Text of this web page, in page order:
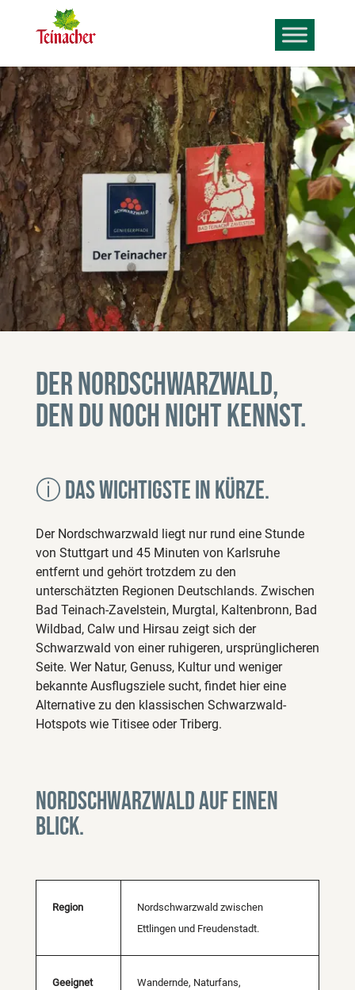
Der Nordschwarzwald,
den du noch nicht kennst.
ⓘ Das wichtigste in Kürze.
Der Nordschwarzwald liegt nur rund eine Stunde
von Stuttgart und 45 Minuten von Karlsruhe
entfernt und gehört trotzdem zu den
unterschätzten Regionen Deutschlands. Zwischen
Bad Teinach-Zavelstein, Murgtal, Kaltenbronn, Bad
Wildbad, Calw und Hirsau zeigt sich der
Schwarzwald von einer ruhigeren, ursprünglicheren
Seite. Wer Natur, Genuss, Kultur und weniger
bekannte Ausflugsziele sucht, findet hier eine
Alternative zu den klassischen Schwarzwald-
Hotspots wie Titisee oder Triberg.
Nordschwarzwald auf einen
Blick.
Region
Nordschwarzwald zwischen
Ettlingen und Freudenstadt.
Geeignet
Wandernde, Naturfans,